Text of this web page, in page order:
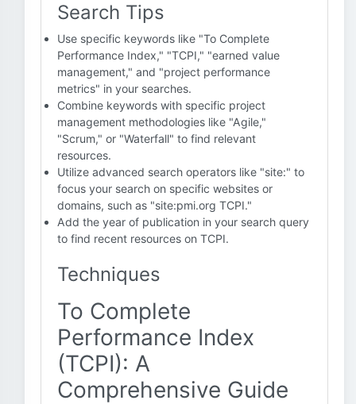
Search Tips
Use specific keywords like "To Complete
Performance Index," "TCPI," "earned value
management," and "project performance
metrics" in your searches.
Combine keywords with specific project
management methodologies like "Agile,"
"Scrum," or "Waterfall" to find relevant
resources.
Utilize advanced search operators like "site:" to
focus your search on specific websites or
domains, such as "site:pmi.org TCPI."
Add the year of publication in your search query
to find recent resources on TCPI.
Techniques
To Complete
Performance Index
(TCPI): A
Comprehensive Guide